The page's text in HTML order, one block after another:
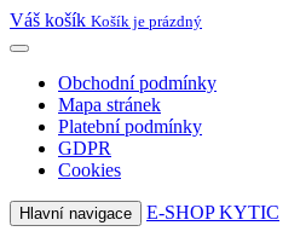
Váš košík Košík je prázdný
Obchodní podmínky
Mapa stránek
Platební podmínky
GDPR
Cookies
Hlavní navigace E-SHOP KYTIC